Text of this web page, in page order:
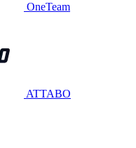
OneTeam
ATTABO